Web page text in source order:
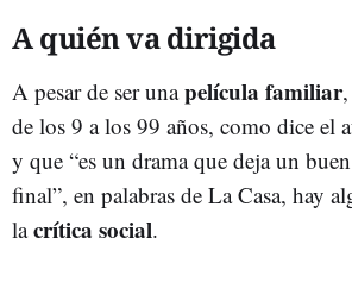
A quién va dirigida
A pesar de ser unapelícula familiar
de los 9 a los 99 años, como dice el
y que “es un drama que deja un
final”, en palabras de La Casa, hay
lacrítica social.